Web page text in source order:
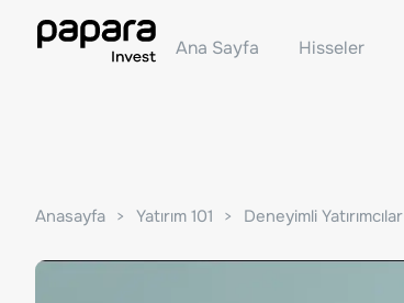
Ana Sayfa Hisseler
Anasayfa Yatırım 101 Deneyimli Yatırımcılar